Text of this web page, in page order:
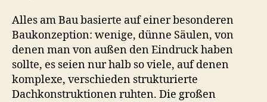
Alles am Bau basierte auf einer besonderen
Baukonzeption: wenige, dünne Säulen, von
denen man von außen den Eindruck haben
sollte, es seien nur halb so viele, auf denen
komplexe, verschieden strukturierte
Dachkonstruktionen ruhten. Die großen